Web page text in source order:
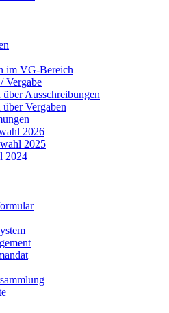
im VG-Bereich
Vergabe
Ausschreibungen
Vergaben
2026
2025
2024